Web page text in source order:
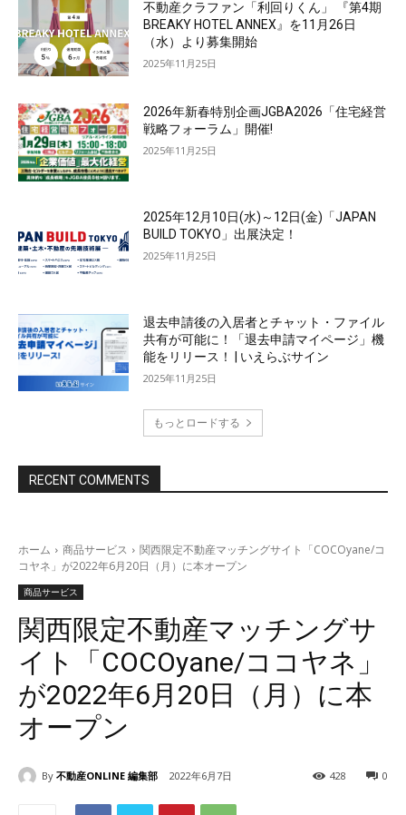
不動産クラファン「利回りくん」 『第4期
BREAKY HOTEL ANNEX』を11月26日
（水）より募集開始
2025年11月25日
2026年新春特別企画JGBA2026「住宅経営
戦略フォーラム」開催!
2025年11月25日
2025年12月10日(水)～12日(金)「JAPAN
BUILD TOKYO」出展決定！
2025年11月25日
退去申請後の入居者とチャット・ファイル
共有が可能に！「退去申請マイページ」機
能をリリース！ | いえらぶサイン
2025年11月25日
もっとロードする
RECENT COMMENTS